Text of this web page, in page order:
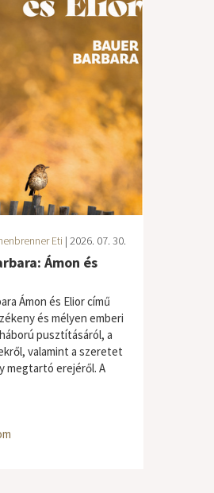
Eti | 2026. 07. 30.
Ámon és
Ámon és Elior című
és mélyen emberi
pusztításáról, a
valamint a szeretet
megtartó erejéről. A